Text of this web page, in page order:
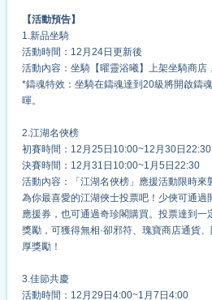
【活動預告】
1.新品坐騎
活動時間：12月24日更新後
活動內容：坐騎【曜靈浴曦】上架坐騎商店
*鑄魂特效：坐騎在鑄魂達到20級將開啟鑄
暉。
2.江湖名俠榜
初賽時間：12月25日10:00~12月30日22:30
決賽時間：12月31日10:00~1月5日22:30
活動內容：「江湖名俠榜」應援活動限時來
為你最喜愛的江湖俠士投票吧！少俠可通過
應援券，也可通過奇珍閣購買。投票達到一
獎勵，可獲得無相·卻邪符、瑰寶商店通貨
厚獎勵！
3.佳節共慶
活動時間：12月29日4:00~1月7日4:00